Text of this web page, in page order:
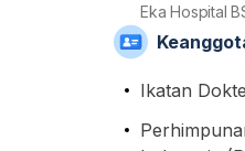
Eka Hospital
Ikatan